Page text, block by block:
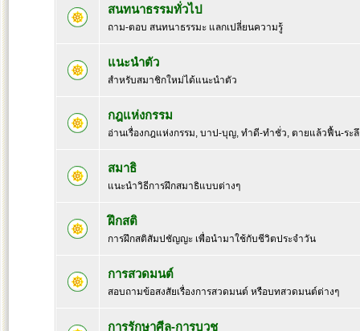
สนทนาธรรมทั่วไป
ถาม-ตอบ สนทนาธรรมะ แลกเปลี่ยนความรู้
แนะนำตัว
สำหรับสมาชิกใหม่ได้แนะนำตัว
กฎแห่งกรรม
อ่านเรื่องกฎแห่งกรรม, บาป-บุญ, ทำดี-ทำชั่ว, ตายแล้วฟื้น-ระ
สมาธิ
แนะนำวิธีการฝึกสมาธิแบบต่างๆ
ฝึกสติ
การฝึกสติสัมปชัญญะ เพื่อนำมาใช้กับชีวิตประจำวัน
การสวดมนต์
สอบถามข้อสงสัยเรื่องการสวดมนต์ หรือบทสวดมนต์ต่างๆ
การรักษาศีล-การบวช